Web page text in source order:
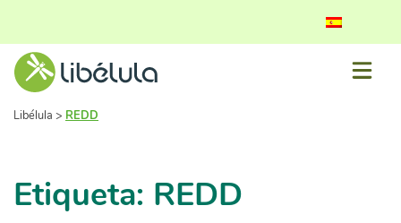
Libélula > REDD
Etiqueta: REDD